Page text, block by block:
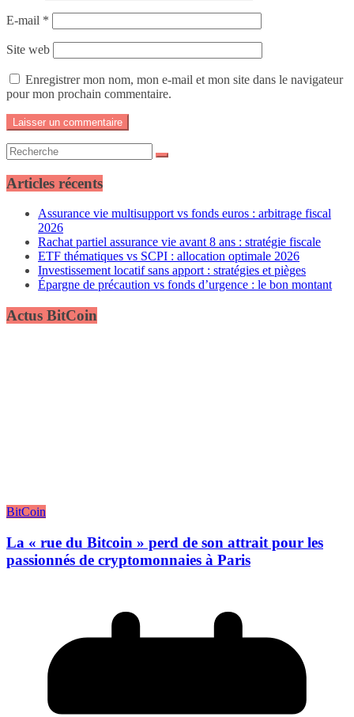
E-mail *
Site web
Enregistrer mon nom, mon e-mail et mon site dans le navigateur
pour mon prochain commentaire.
Articles récents
Assurance vie multisupport vs fonds euros : arbitrage fiscal
2026
Rachat partiel assurance vie avant 8 ans : stratégie fiscale
ETF thématiques vs SCPI : allocation optimale 2026
Investissement locatif sans apport : stratégies et pièges
Épargne de précaution vs fonds d’urgence : le bon montant
Actus BitCoin
BitCoin
La « rue du Bitcoin » perd de son attrait pour les
passionnés de cryptomonnaies à Paris